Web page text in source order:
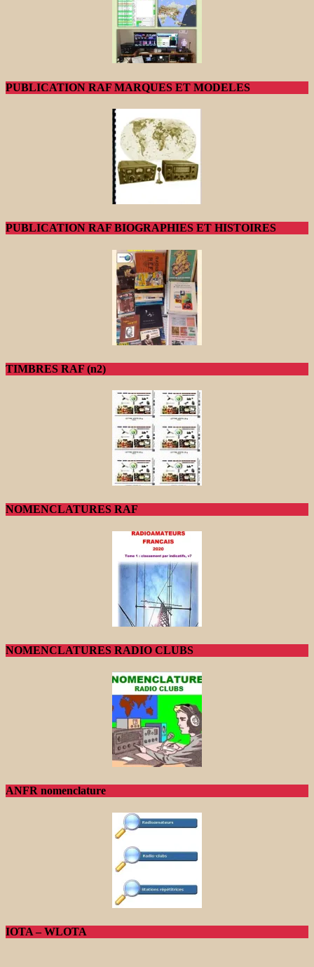
PUBLICATION RAF MARQUES ET MODELES
PUBLICATION RAF BIOGRAPHIES ET HISTOIRES
TIMBRES RAF (n2)
NOMENCLATURES RAF
NOMENCLATURES RADIO CLUBS
ANFR nomenclature
IOTA – WLOTA